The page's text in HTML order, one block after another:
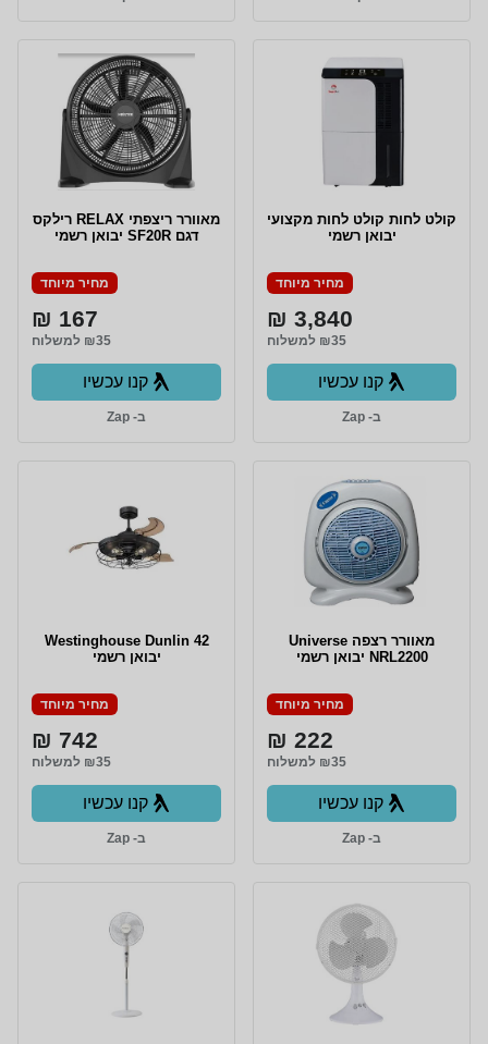
‏קולט לחות קולט לחות מקצועי
יבואן רשמי
מחיר מיוחד
3,840 ₪
₪35 למשלוח
קנו עכשיו
ב- Zap
מאוורר ריצפתי RELAX רילקס
דגם SF20R יבואן רשמי
מחיר מיוחד
167 ₪
₪35 למשלוח
קנו עכשיו
ב- Zap
מאוורר רצפה Universe
NRL2200 יבואן רשמי
מחיר מיוחד
222 ₪
₪35 למשלוח
קנו עכשיו
ב- Zap
Westinghouse Dunlin 42
יבואן רשמי
מחיר מיוחד
742 ₪
₪35 למשלוח
קנו עכשיו
ב- Zap